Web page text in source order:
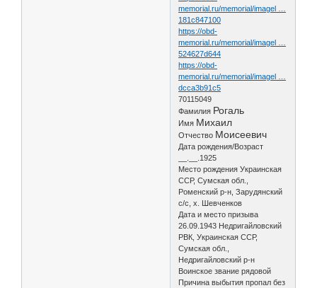
memorial.ru/memorial/imagel …
181c847100
https://obd-
memorial.ru/memorial/imagel …
524627d644
https://obd-
memorial.ru/memorial/imagel …
dcca3b91c5
70115049
Фамилия Рогаль
Имя Михаил
Отчество Моисеевич
Дата рождения/Возраст
__.__.1925
Место рождения Украинская
ССР, Сумская обл.,
Роменский р-н, Зарудянский
с/с, х. Шевченков
Дата и место призыва
26.09.1943 Недригайловский
РВК, Украинская ССР,
Сумская обл.,
Недригайловский р-н
Воинское звание рядовой
Причина выбытия пропал без